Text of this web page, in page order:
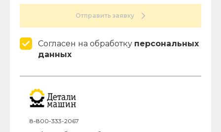
Отправить заявку
Согласен на обработку персональных
данных
8-800-333-2067